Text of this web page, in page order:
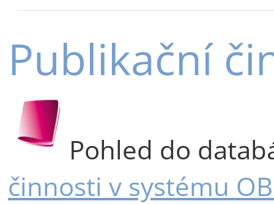
Publikační
Pohled do
činnosti v systému